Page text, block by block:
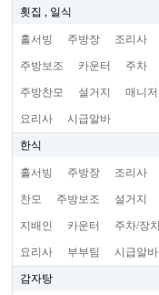
횟집 , 일식
홀서빙 주방장 조리사
주방보조 카운터 주차
주방찬모 설거지 매니저
요리사 시급알바
한식
홀서빙 주방장 조리사
찬모 주방보조 설거지
지배인 카운터 주차/장치
요리사 부부팀 시급알바
감자탕